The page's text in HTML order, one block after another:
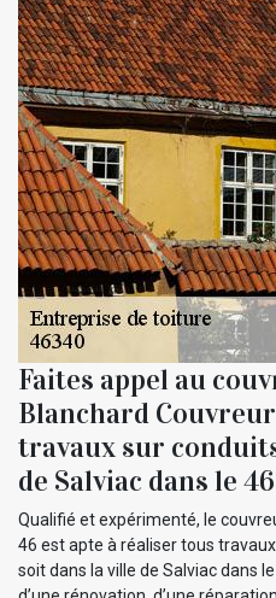
Faites appel au
Blanchard
travaux sur
de Salviac dans le
Qualifié et expérimenté, le
46 est apte à réaliser tous
soit dans la ville de Salviac dans